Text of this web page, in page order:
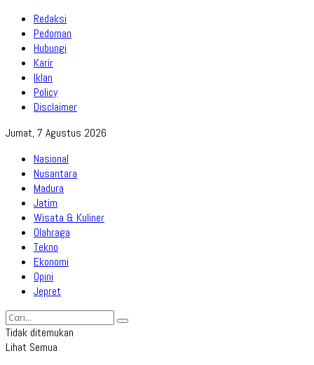
Redaksi
Pedoman
Hubungi
Karir
Iklan
Policy
Disclaimer
Jumat, 7 Agustus 2026
Nasional
Nusantara
Madura
Jatim
Wisata & Kuliner
Olahraga
Tekno
Ekonomi
Opini
Jepret
Tidak ditemukan
Lihat Semua